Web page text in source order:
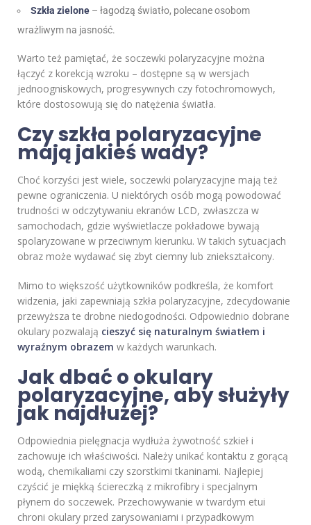
Szkła zielone – łagodzą światło, polecane osobom
wrażliwym na jasność.
Warto też pamiętać, że soczewki polaryzacyjne można
łączyć z korekcją wzroku – dostępne są w wersjach
jednoogniskowych, progresywnych czy fotochromowych,
które dostosowują się do natężenia światła.
Czy szkła polaryzacyjne
mają jakieś wady?
Choć korzyści jest wiele, soczewki polaryzacyjne mają też
pewne ograniczenia. U niektórych osób mogą powodować
trudności w odczytywaniu ekranów LCD, zwłaszcza w
samochodach, gdzie wyświetlacze pokładowe bywają
spolaryzowane w przeciwnym kierunku. W takich sytuacjach
obraz może wydawać się zbyt ciemny lub zniekształcony.
Mimo to większość użytkowników podkreśla, że komfort
widzenia, jaki zapewniają szkła polaryzacyjne, zdecydowanie
przewyższa te drobne niedogodności. Odpowiednio dobrane
okulary pozwalają cieszyć się naturalnym światłem i
wyraźnym obrazem w każdych warunkach.
Jak dbać o okulary
polaryzacyjne, aby służyły
jak najdłużej?
Odpowiednia pielęgnacja wydłuża żywotność szkieł i
zachowuje ich właściwości. Należy unikać kontaktu z gorącą
wodą, chemikaliami czy szorstkimi tkaninami. Najlepiej
czyścić je miękką ściereczką z mikrofibry i specjalnym
płynem do soczewek. Przechowywanie w twardym etui
chroni okulary przed zarysowaniami i przypadkowym